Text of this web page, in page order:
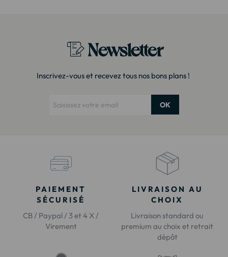
Newsletter
Inscrivez-vous et recevez tous nos bons plans !
OK
PAIEMENT
SÉCURISÉ
CB / Paypal / 3 et 4 X /
Virement
LIVRAISON AU
CHOIX
Livraison standard ou
premium au choix et retrait
dépôt